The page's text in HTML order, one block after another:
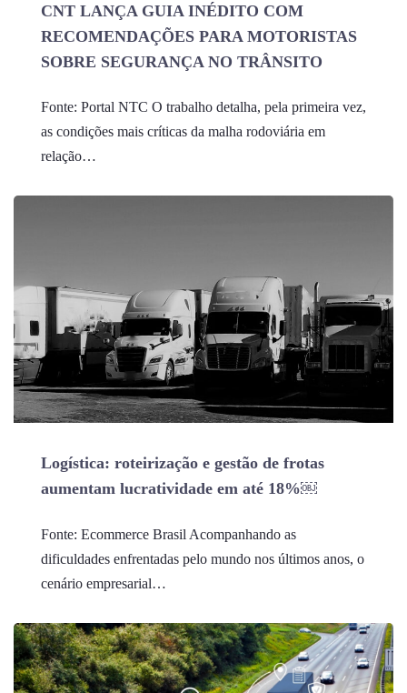
CNT LANÇA GUIA INÉDITO COM
RECOMENDAÇÕES PARA MOTORISTAS
SOBRE SEGURANÇA NO TRÂNSITO
Fonte: Portal NTC O trabalho detalha, pela primeira vez,
as condições mais críticas da malha rodoviária em
relação…
Logística: roteirização e gestão de frotas
aumentam lucratividade em até 18%￼
Fonte: Ecommerce Brasil Acompanhando as
dificuldades enfrentadas pelo mundo nos últimos anos, o
cenário empresarial…